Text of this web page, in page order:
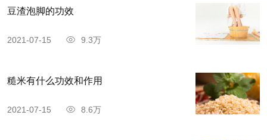
豆渣泡脚的功效
2021-07-15 9.3万
糙米有什么功效和作用
2021-07-15 8.6万